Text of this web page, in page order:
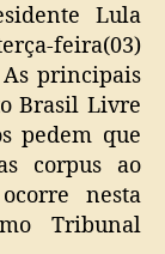
DF
Lula
feira(03)
principais
Brasil Livre
pedem que
corpus ao
nesta
Tribunal